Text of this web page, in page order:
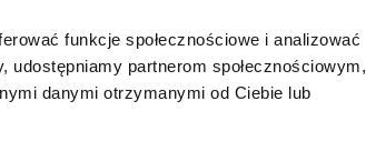
funkcje społecznościowe i analizować
partnerom społecznościowym,
danymi otrzymanymi od Ciebie lub
zespołami. Obserwowała inne osoby
Wie, z jakimi problemami borykają się
błędy, budując swoje zespoły.